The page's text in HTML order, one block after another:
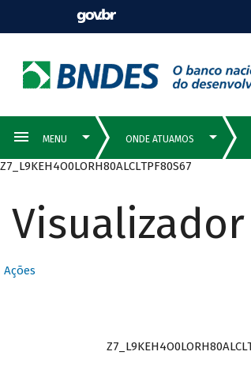
Z7_L9KEH4O0LORH80ALCLTPF80S67
Ações